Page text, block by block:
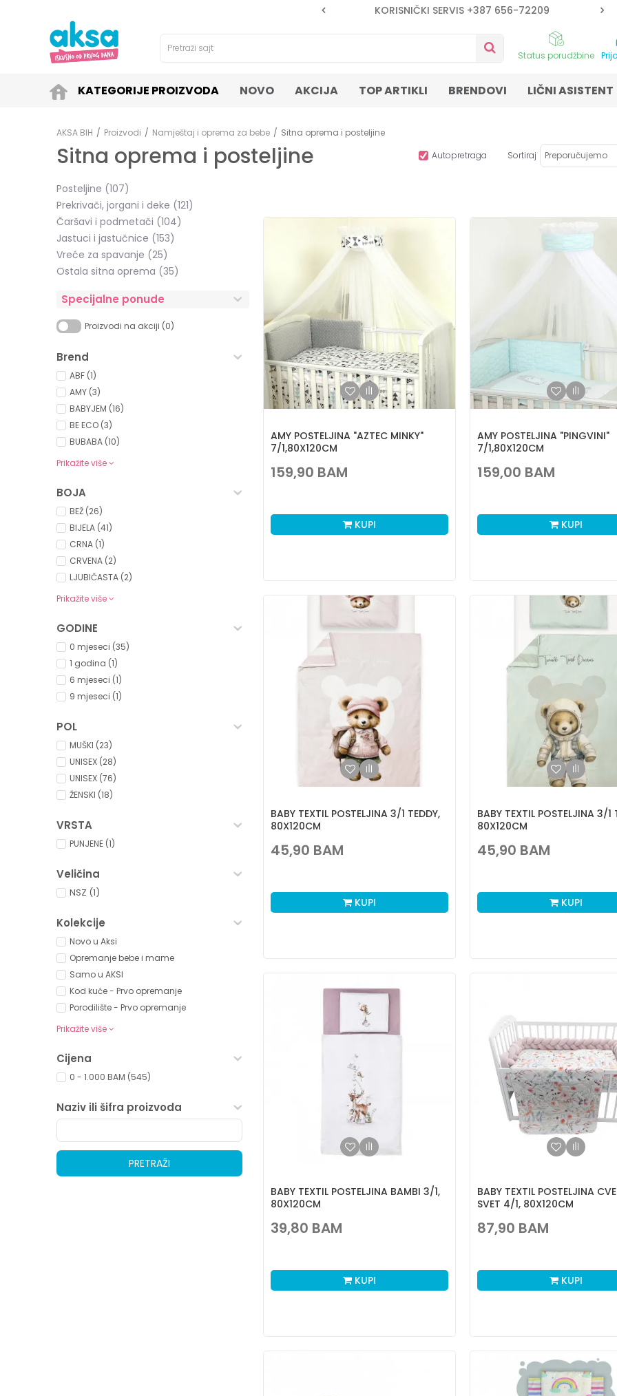
KORISNIČKI SERVIS +387 656-72209
Pretraži sajt
Status porudžbine
KATEGORIJE PROIZVODA NOVO AKCIJA TOP ARTIKLI BRENDOVI LIČNI ASISTENT
AKSA BIH Proizvodi Namještaj i oprema za bebe Sitna oprema i posteljine
Sitna oprema i posteljine Autopretraga Sortiraj
Posteljine (107)
Prekrivači, jorgani i deke (121)
Čaršavi i podmetači (104)
Jastuci i jastučnice (153)
Vreće za spavanje (25)
Ostala sitna oprema (35)
Specijalne ponude
Proizvodi na akciji (0)
Brend
ABF (1)
AMY (3)
BABYJEM (16)
BE ECO (3)
BUBABA (10)
Prikažite više
BOJA
BEŽ (26)
BIJELA (41)
CRNA (1)
CRVENA (2)
LJUBIČASTA (2)
Prikažite više
GODINE
0 mjeseci (35)
1 godina (1)
6 mjeseci (1)
9 mjeseci (1)
POL
MUŠKI (23)
UNISEX (28)
UNISEX (76)
ŽENSKI (18)
VRSTA
PUNJENE (1)
Veličina
NSZ (1)
Kolekcije
Novo u Aksi
Opremanje bebe i mame
Samo u AKSI
Kod kuće - Prvo opremanje
Porodilište - Prvo opremanje
Prikažite više
Cijena
0 - 1.000 BAM (545)
Naziv ili šifra proizvoda
PRETRAŽI
AMY POSTELJINA "AZTEC MINKY"
7/1,80X120CM
159,90 BAM
KUPI
AMY POSTELJINA "PINGVINI"
7/1,80X120CM
159,00 BAM
KUPI
BABY TEXTIL POSTELJINA 3/1 TEDDY,
80X120CM
45,90 BAM
KUPI
BABY TEXTIL POSTELJINA 3/1
80X120CM
45,90 BAM
KUPI
BABY TEXTIL POSTELJINA BAMBI 3/1,
80X120CM
39,80 BAM
KUPI
BABY TEXTIL POSTELJINA
SVET 4/1, 80X120CM
87,90 BAM
KUPI